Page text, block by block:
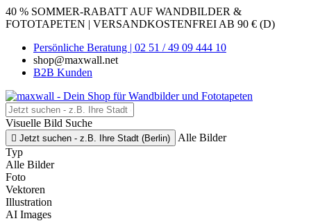
40 % SOMMER-RABATT AUF WANDBILDER &
FOTOTAPETEN | VERSANDKOSTENFREI AB 90 € (D)
Persönliche Beratung | 02 51 / 49 09 444 10
shop@maxwall.net
B2B Kunden
Visuelle Bild Suche
 Jetzt suchen - z.B. Ihre Stadt (Berlin)
Alle Bilder
Typ
Alle Bilder
Foto
Vektoren
Illustration
AI Images